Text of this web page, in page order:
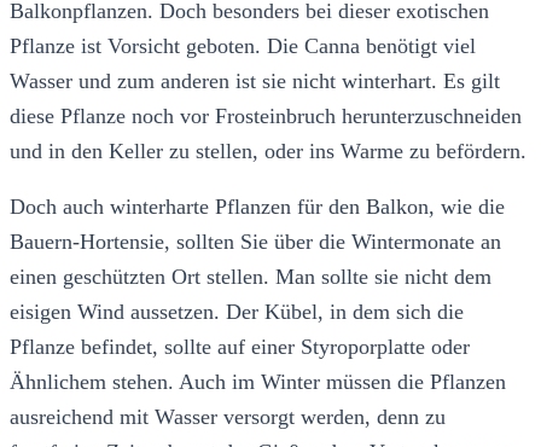
Balkonpflanzen. Doch besonders bei dieser exotischen
Pflanze ist Vorsicht geboten. Die Canna benötigt viel
Wasser und zum anderen ist sie nicht winterhart. Es gilt
diese Pflanze noch vor Frosteinbruch herunterzuschneiden
und in den Keller zu stellen, oder ins Warme zu befördern.
Doch auch winterharte Pflanzen für den Balkon, wie die
Bauern-Hortensie, sollten Sie über die Wintermonate an
einen geschützten Ort stellen. Man sollte sie nicht dem
eisigen Wind aussetzen. Der Kübel, in dem sich die
Pflanze befindet, sollte auf einer Styroporplatte oder
Ähnlichem stehen. Auch im Winter müssen die Pflanzen
ausreichend mit Wasser versorgt werden, denn zu